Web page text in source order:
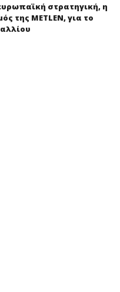
στρατηγική, η
της METLEN, για το